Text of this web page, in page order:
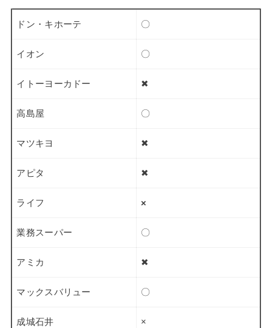
ドン・キホーテ 〇
イオン 〇
イトーヨーカドー ✖
高島屋 〇
マツキヨ ✖
アピタ ✖
ライフ ×
業務スーパー 〇
アミカ ✖
マックスバリュー 〇
成城石井 ×